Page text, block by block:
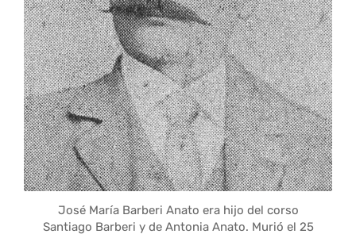
José María Barberi Anato era hijo del corso
Santiago Barberi y de Antonia Anato. Murió el 25